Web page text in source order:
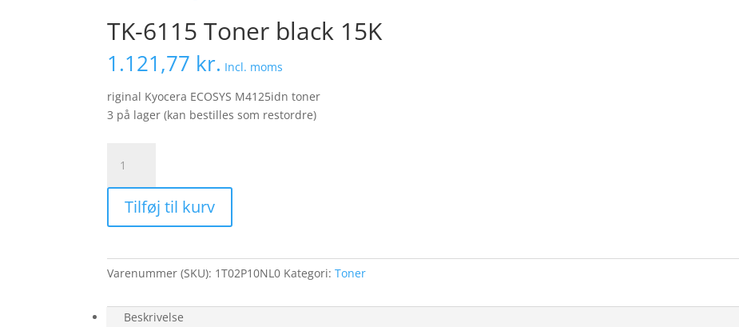
TK-6115 Toner black 15K
1.121,77 kr. Incl. moms
riginal Kyocera ECOSYS M4125idn toner
3 på lager (kan bestilles som restordre)
6115
Toner
black
15K
Tilføj til kurv
Varenummer (SKU): 1T02P10NL0 Kategori:Toner
Beskrivelse